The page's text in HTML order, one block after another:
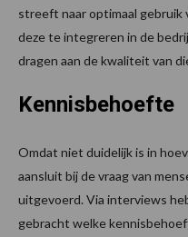
streeft naar optimaal gebruik
deze te integreren in de
dragen aan de kwaliteit van
Kennisbehoefte
Omdat niet duidelijk is in
aansluit bij de vraag van
uitgevoerd. Via interviews
gebracht welke